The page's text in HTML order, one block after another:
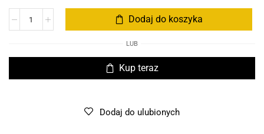
Dodaj do koszyka
LUB
Kup teraz
Dodaj do ulubionych